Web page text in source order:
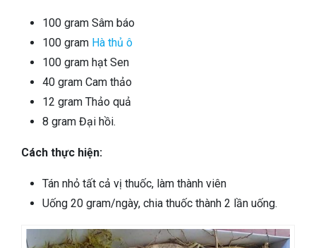
100 gram Sâm báo
100 gram Hà thủ ô
100 gram hạt Sen
40 gram Cam thảo
12 gram Thảo quả
8 gram Đại hồi.
Cách thực hiện:
Tán nhỏ tất cả vị thuốc, làm thành viên
Uống 20 gram/ngày, chia thuốc thành 2 lần uống.